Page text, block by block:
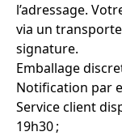
l’adressage.
via un
signature.
Emballage
Notification par
Service client
19h30 ;